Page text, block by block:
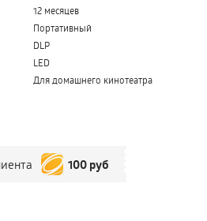
12 месяцев
Портативный
DLP
LED
Для домашнего кинотеатра
100 руб